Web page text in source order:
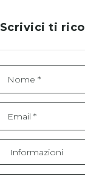
Scrivici ti